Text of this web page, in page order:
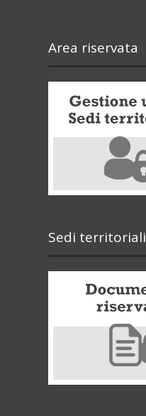
Area riservata
Sedi territoriali